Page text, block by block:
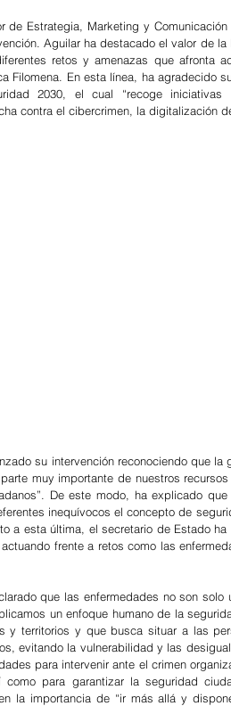
de Estrategia, Marketing y
Aguilar ha destacado el valor de
retos y amenazas que afronta
Filomena. En esta línea, ha agradecido
2030, el cual “recoge
contra el cibercrimen, la digitalización
su intervención reconociendo que
muy importante de nuestros
De este modo, ha explicado
inequívocos el concepto de
a esta última, el secretario de Estado
frente a retos como las
que las enfermedades no son
un enfoque humano de la
y territorios y que busca situar a las
evitando la vulnerabilidad y las
para intervenir ante el crimen
como para garantizar la seguridad
la importancia de “ir más allá y